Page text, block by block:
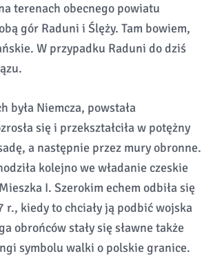
terenach obecnego powiatu
gór Raduni i Ślęży. Tam bowiem,
W przypadku Raduni do dziś
była Niemcza, powstała
się i przekształciła w potężny
a następnie przez mury obronne.
kolejno we władanie czeskie
I. Szerokim echem odbiła się
kiedy to chciały ją podbić wojska
obrońców stały się sławne także
symbolu walki o polskie granice.